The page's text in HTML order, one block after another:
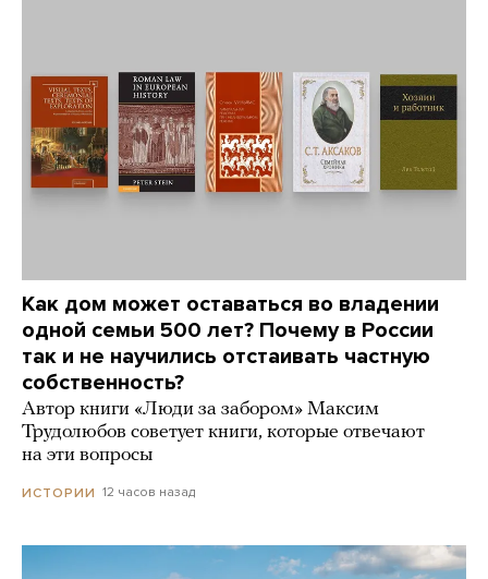
Как дом может оставаться во владении
одной семьи 500 лет? Почему в России
так и не научились отстаивать частную
собственность?
Автор книги «Люди за забором» Максим
Трудолюбов советует книги, которые отвечают
на эти вопросы
ИСТОРИИ 12 часов назад